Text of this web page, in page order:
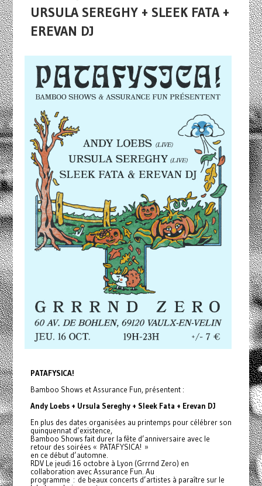
URSULA SEREGHY + SLEEK FATA +
EREVAN DJ
PATAFYSICA!
Bamboo Shows et Assurance Fun, présentent :
Andy Loebs + Ursula Sereghy + Sleek Fata + Erevan DJ
En plus des dates organisées au printemps pour célébrer son
quinquennat d’existence,
Bamboo Shows fait durer la fête d’anniversaire avec le
retour des soirées « PATAFYSICA! »
en ce début d’automne.
RDV Le jeudi 16 octobre à Lyon (Grrrnd Zero) en
collaboration avec Assurance Fun. Au
programme : de beaux concerts d’artistes à paraître sur le